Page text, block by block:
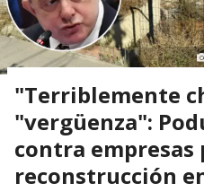
"Terriblemente
"vergüenza":
contra empresas
reconstrucción